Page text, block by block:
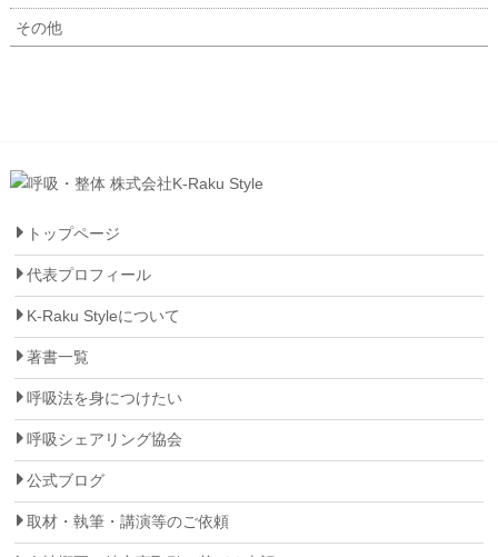
その他
トップページ
代表プロフィール
K-Raku Styleについて
著書一覧
呼吸法を身につけたい
呼吸シェアリング協会
公式ブログ
取材・執筆・講演等のご依頼